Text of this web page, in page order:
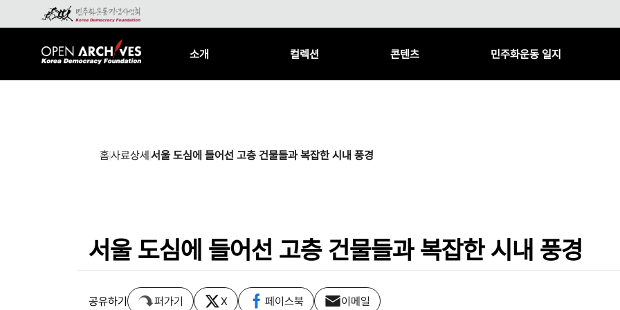
소개 컬렉션 콘텐츠 민주화운동 일지
홈사료상세서울 도심에 들어선 고층 건물들과 복잡한 시내 풍경
서울 도심에 들어선 고층 건물들과 복잡한 시내 풍경
공유하기 퍼가기 X 페이스북 이메일